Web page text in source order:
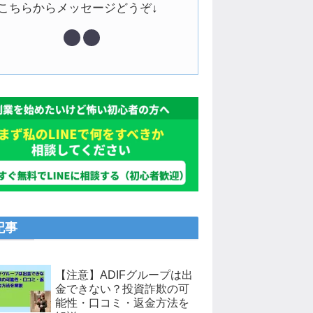
ちらからメッセージどうぞ↓
事
【注意】ADIFグループは出
金できない？投資詐欺の可
能性・口コミ・返金方法を